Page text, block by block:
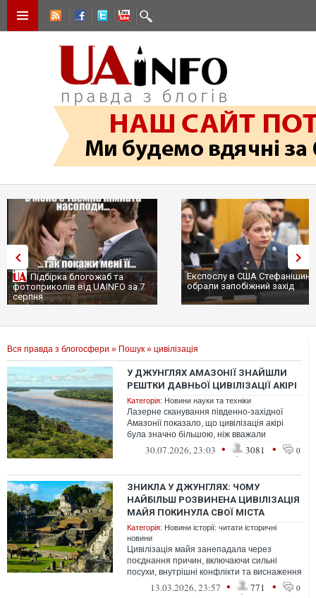
Підбірка блогожаб та
фотоприколів від UAINFO за 7
серпня
Експослу в США
обрали запобіжний захід
Вся правда з блогосфери » Пошук » цивілізація
У ДЖУНГЛЯХ АМАЗОНІЇ ЗНАЙШЛИ
РЕШТКИ ДАВНЬОЇ ЦИВІЛІЗАЦІЇ АКІРІ
Категорія: Новини науки та техніки
Лазерне сканування південно-західної
Амазонії показало, що цивілізація акірі
була значно більшою, ніж вважали
археологи, і зводила до 30 тисяч земляни...
30.07.2026, 23:03 • 3081 • 0
ЗНИКЛА У ДЖУНГЛЯХ: ЧОМУ
НАЙБІЛЬШ РОЗВИНЕНА ЦИВІЛІЗАЦІЯ
МАЙЯ ПОКИНУЛА СВОЇ МІСТА
Категорія: Новини історії: читати історичні
новини
Цивілізація майя занепадала через
поєднання причин, включаючи сильні
посухи, внутрішні конфлікти та виснаження
довкілля.13.03.2026, 23:57 • 771 • 0